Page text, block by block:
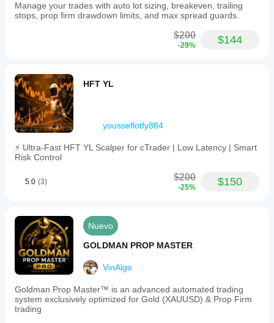
Manage your trades with auto lot sizing, breakeven, trailing
stops, prop firm drawdown limits, and max spread guards.
$200
-29% $144
HFT YL
yousseflotfy884
⚡ Ultra-Fast HFT YL Scalper for cTrader | Low Latency | Smart
Risk Control
5.0 (3) $200
-25% $150
Nuevo
GOLDMAN PROP MASTER
VinAlgo
Goldman Prop Master™ is an advanced automated trading
system exclusively optimized for Gold (XAUUSD) & Prop Firm
trading